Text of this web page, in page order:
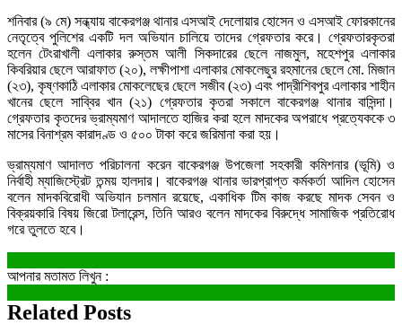
শনিবার (৯ মে) সন্ধ্যায় বাকেরগঞ্জ থানার এসআই দেলোয়ার হোসেন ও এসআই ফোরকানের
নেতৃত্বে পুলিশের একটি দল অভিযান চালিয়ে তাদের গ্রেফতার করে। গ্রেফতারকৃতরা
হলেন টেংরাখালী এলাকার রুস্তম আলী সিকদারের ছেলে নাজমুল, মহেশপুর এলাকার
কিবরিয়ার ছেলে আরাফাত (২০), লক্ষীপাশা এলাকার মোকলেছুর রহমানের ছেলে মো. মিজান
(২৩), কৃষ্ণকাঠি এলাকার মোকলেছের ছেলে সজীব (২৩) এবং পাদ্রীশিবপুর এলাকার শাহীন
খানের ছেলে সাব্বির খান (২১) গ্রেফতার কৃতরা সকালে বাকেরগঞ্জ থানার বাসিন্দা।
গ্রেফতার কৃতদের ভ্রাম্যমাণ আদালতে হাজির করা হলে মাদকের অপরাধে প্রত্যেককে ৩
মাসের বিনাশ্রম কারাদণ্ড ও ৫০০ টাকা করে জরিমানা করা হয়।
ভ্রাম্যমাণ আদালত পরিচালনা করেন বাকেরগঞ্জ উপজেলা সহকারী কমিশনার (ভূমি) ও
নির্বাহী ম্যাজিস্ট্রেট তন্ময় হালদার। বাকেরগঞ্জ থানার ভারপ্রাপ্ত কর্মকর্তা আদিল হোসেন
বলেন মাদকবিরোধী অভিযান চলমান রয়েছে, একাধিক টিম কাজ করছে মাদক সেবন ও
বিক্রয়কারি বিষয় জিরো টলারেন্স, তিনি আরও বলেন মাদকের বিরুদ্ধে সামাজিক প্রতিরোধ
গরে তুলতে হবে।
আপনার মতামত লিখুন :
Related Posts